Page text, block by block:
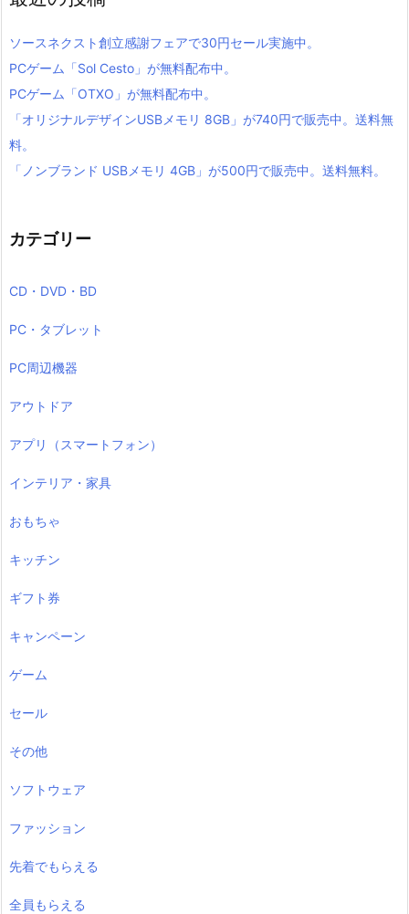
ソースネクスト創立感謝フェアで30円セール実施中。
PCゲーム「Sol Cesto」が無料配布中。
PCゲーム「OTXO」が無料配布中。
「オリジナルデザインUSBメモリ 8GB」が740円で販売中。送料無
料。
「ノンブランド USBメモリ 4GB」が500円で販売中。送料無料。
カテゴリー
CD・DVD・BD
PC・タブレット
PC周辺機器
アウトドア
アプリ（スマートフォン）
インテリア・家具
おもちゃ
キッチン
ギフト券
キャンペーン
ゲーム
セール
その他
ソフトウェア
ファッション
先着でもらえる
全員もらえる